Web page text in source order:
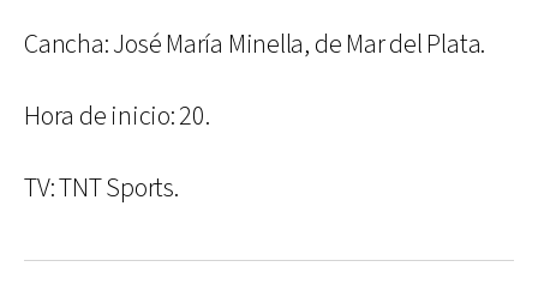
Cancha: José María Minella, de Mar del Plata.
Hora de inicio: 20.
TV: TNT Sports.